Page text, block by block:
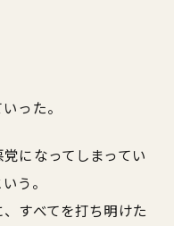
った。
になってしまってい
う。
すべてを打ち明けた